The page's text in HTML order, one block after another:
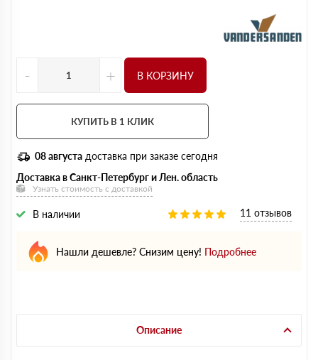
- + В КОРЗИНУ
КУПИТЬ В 1 КЛИК
08 августа доставка при заказе сегодня
Доставка в Санкт-Петербург и Лен. область
Узнать стоимость с доставкой
В наличии 11 отзывов
Нашли дешевле? Снизим цену! Подробнее
Описание